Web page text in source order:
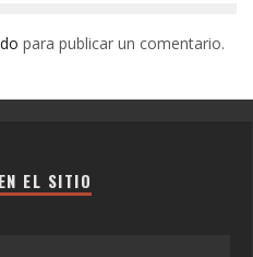
para publicar un comentario.
EL SITIO